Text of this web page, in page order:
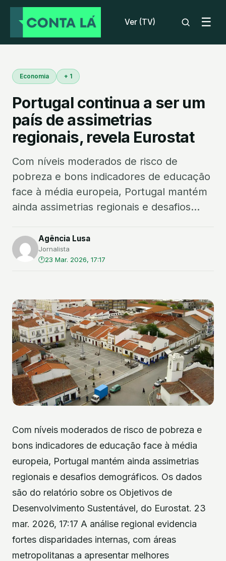
Ver (TV) ☰
Economia + 1
Portugal continua a ser um
país de assimetrias
regionais, revela Eurostat
Com níveis moderados de risco de
pobreza e bons indicadores de educação
face à média europeia, Portugal mantém
ainda assimetrias regionais e desafios...
Agência Lusa
Jornalista
23 Mar. 2026, 17:17
Com níveis moderados de risco de pobreza e
bons indicadores de educação face à média
europeia, Portugal mantém ainda assimetrias
regionais e desafios demográficos. Os dados
são do relatório sobre os Objetivos de
Desenvolvimento Sustentável, do Eurostat. 23
mar. 2026, 17:17 A análise regional evidencia
fortes disparidades internas, com áreas
metropolitanas a apresentar melhores